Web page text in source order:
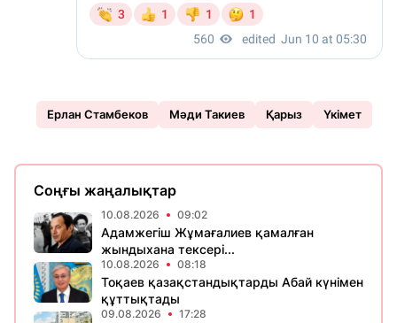
Ерлан Стамбеков Мәди Такиев Қарыз Үкімет
Соңғы жаңалықтар
10.08.2026 09:02
Адамжегіш Жұмағалиев қамалған
жындыхана тексері...
10.08.2026 08:18
Тоқаев қазақстандықтарды Абай күнімен
құттықтады
09.08.2026 17:28